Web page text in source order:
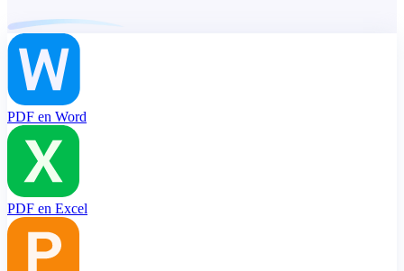
PDF en Word
PDF en Excel